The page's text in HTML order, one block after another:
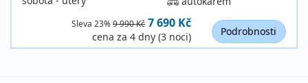
Sleva 23%9 990 Kč 7 690 Kč
cena za 4 dny (3 noci) Podrobnosti